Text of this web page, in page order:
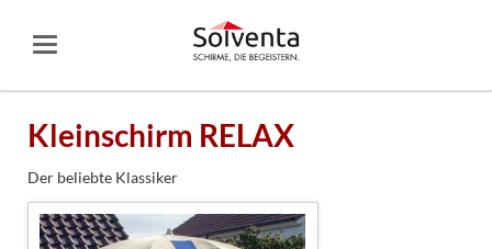
Kleinschirm RELAX
Der beliebte Klassiker